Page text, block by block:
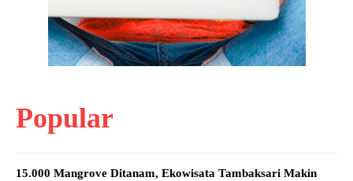
Popular
15.000 Mangrove Ditanam, Ekowisata Tambaksari Makin